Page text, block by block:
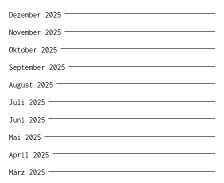
Dezember 2025
November 2025
Oktober 2025
September 2025
August 2025
Juli 2025
Juni 2025
Mai 2025
April 2025
März 2025